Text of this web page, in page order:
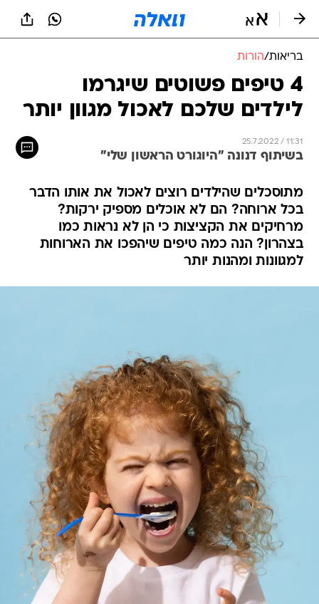
בריאות/הורות
4 טיפים פשוטים שיגרמו
לילדים שלכם לאכול מגוון יותר
25.7.2022 / 11:31
בשיתוף דנונה "היוגורט הראשון שלי"
מתוסכלים שהילדים רוצים לאכול את אותו הדבר
בכל ארוחה? הם לא אוכלים מספיק ירקות?
מרחיקים את הקציצות כי הן לא נראות כמו
בצהרון? הנה כמה טיפים שיהפכו את הארוחות
למגוונות ומהנות יותר